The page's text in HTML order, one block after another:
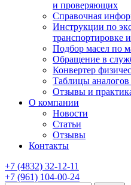
и проверяющих
Справочная
Инструкции по
транспортировке
Подбор масел по
Обращение в
Конвертер
Таблицы
Отзывы и
О компании
Новости
Статьи
Отзывы
Контакты
+7 (4832) 32-12-11
+7 (961) 104-00-24